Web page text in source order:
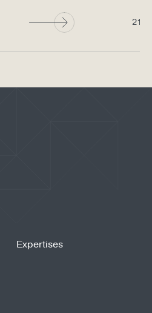
21
Expertises